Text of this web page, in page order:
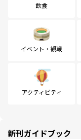
飲食
イベント・観戦
アクティビティ
新刊ガイドブック